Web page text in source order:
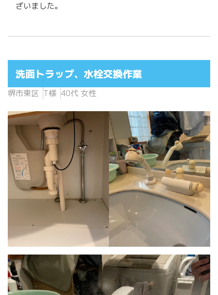
ざいました。
洗面トラップ、水栓交換作業
堺市東区 T様 40代 女性